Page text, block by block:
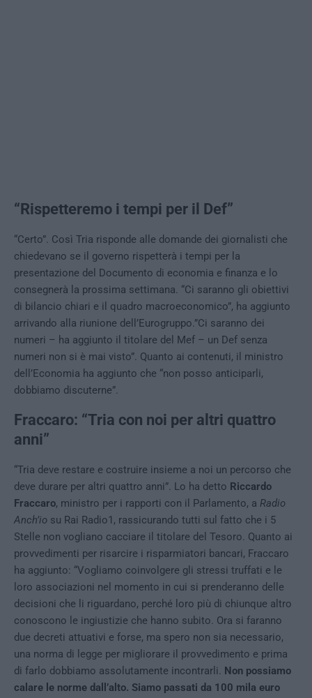
“Rispetteremo i tempi per il Def”
“Certo”. Così Tria risponde alle domande dei giornalisti che
chiedevano se il governo rispetterà i tempi per la
presentazione del Documento di economia e finanza e lo
consegnerà la prossima settimana. “Ci saranno gli obiettivi
di bilancio chiari e il quadro macroeconomico”, ha aggiunto
arrivando alla riunione dell’Eurogruppo.”Ci saranno dei
numeri – ha aggiunto il titolare del Mef – un Def senza
numeri non si è mai visto”. Quanto ai contenuti, il ministro
dell’Economia ha aggiunto che “non posso anticiparli,
dobbiamo discuterne”.
Fraccaro: “Tria con noi per altri quattro
anni”
“Tria deve restare e costruire insieme a noi un percorso che
deve durare per altri quattro anni”. Lo ha detto Riccardo
Fraccaro, ministro per i rapporti con il Parlamento, a Radio
Anch’io su Rai Radio1, rassicurando tutti sul fatto che i 5
Stelle non vogliano cacciare il titolare del Tesoro. Quanto ai
provvedimenti per risarcire i risparmiatori bancari, Fraccaro
ha aggiunto: “Vogliamo coinvolgere gli stressi truffati e le
loro associazioni nel momento in cui si prenderanno delle
decisioni che li riguardano, perché loro più di chiunque altro
conoscono le ingiustizie che hanno subito. Ora si faranno
due decreti attuativi e forse, ma spero non sia necessario,
una norma di legge per migliorare il provvedimento e prima
di farlo dobbiamo assolutamente incontrarli. Non possiamo
calare le norme dall’alto. Siamo passati da 100 mila euro